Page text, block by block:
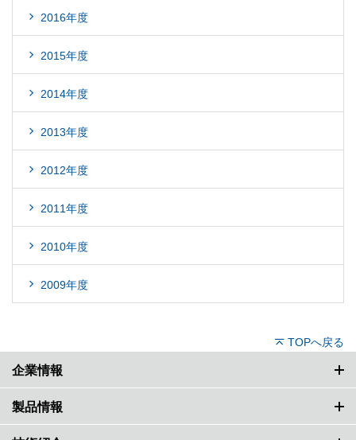
2016年度
2015年度
2014年度
2013年度
2012年度
2011年度
2010年度
2009年度
TOPへ戻る
企業情報
製品情報